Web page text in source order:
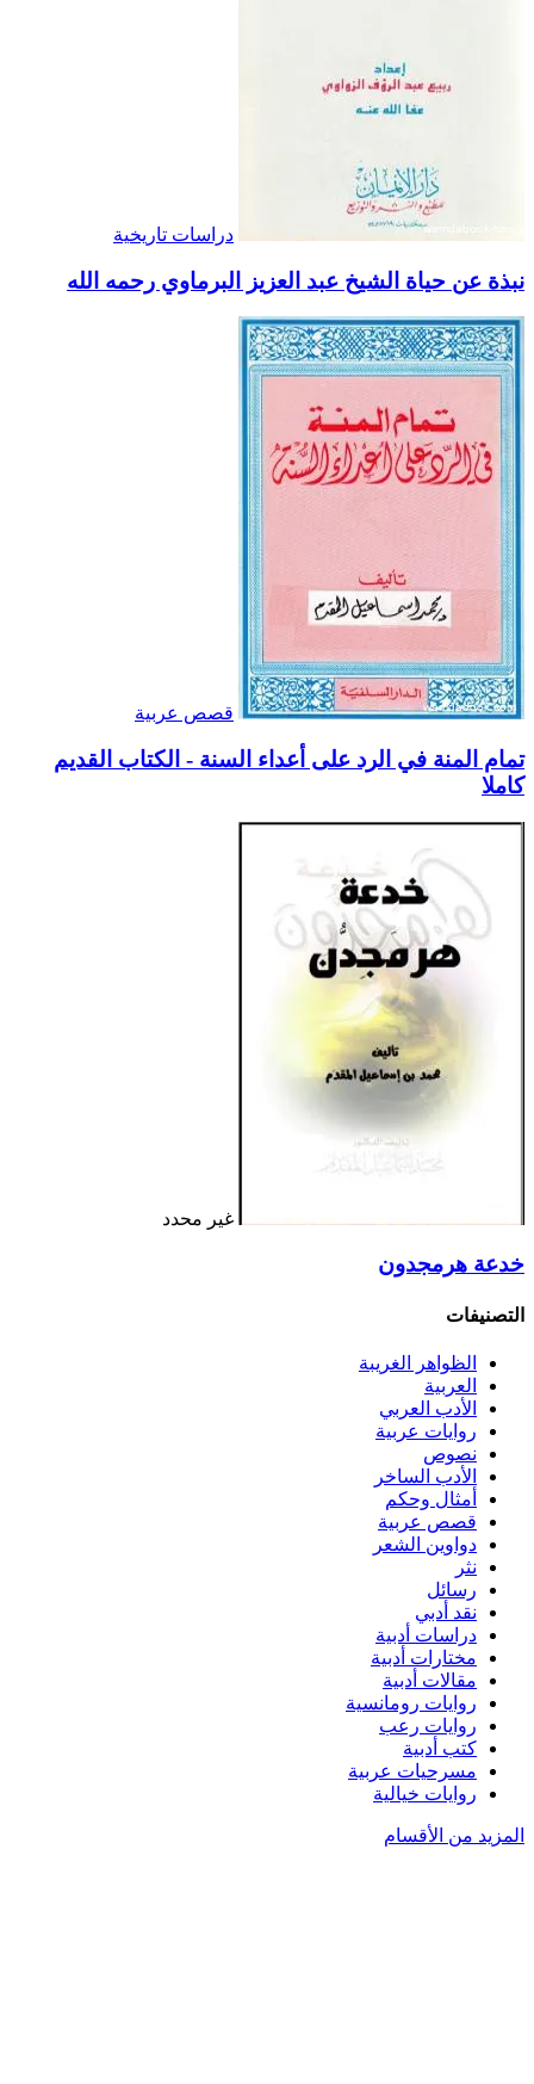
دراسات تاريخية
نبذة عن حياة الشيخ عبد العزيز البرماوي رحمه الله
قصص عربية
تمام المنة في الرد على أعداء السنة - الكتاب القديم
كاملا
غير محدد
خدعة هرمجدون
التصنيفات
الظواهر الغريبة‏
العربية
الأدب العربي
روايات عربية
نصوص
الأدب الساخر
أمثال وحكم
قصص عربية
دواوين الشعر
نثر
رسائل
نقد أدبي
دراسات أدبية
مختارات أدبية
مقالات أدبية
روايات رومانسية
روايات رعب
كتب أدبية
مسرحيات عربية
روايات خيالية
المزيد من الأقسام